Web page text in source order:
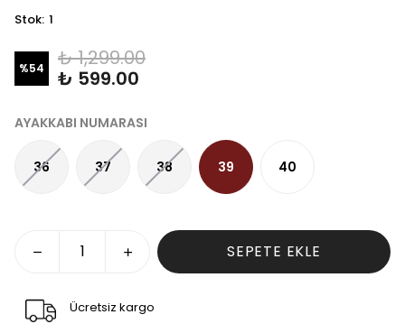
Stok: 1
%54
₺ 1,299.00
₺ 599.00
AYAKKABI NUMARASI
36 37 38 39 40
SEPETE EKLE
Ücretsiz kargo